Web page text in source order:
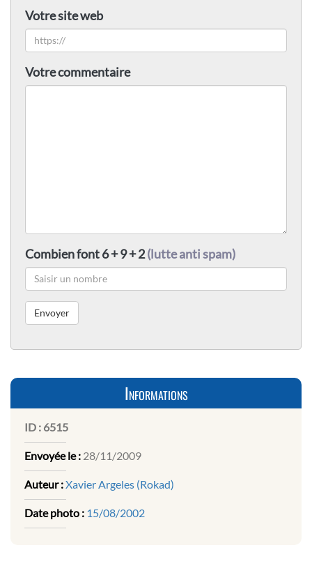
Votre site web
Votre commentaire
Combien font 6 + 9 + 2(lutte anti spam)
Informations
ID : 6515
Envoyée le : 28/11/2009
Auteur :Xavier Argeles (Rokad)
Date photo : 15/08/2002